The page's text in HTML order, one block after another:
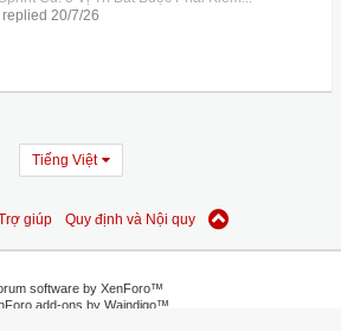
replied 20/7/26
Tiếng Việt
giúp Quy định và Nội quy
software by XenForo™
add-ons by Waindigo™